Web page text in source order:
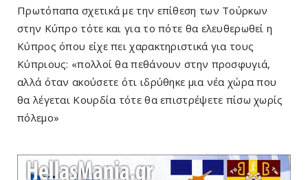
Πρωτόπαπα σχετικά με την επίθεση των Τούρκων
στην Κύπρο τότε και για το πότε θα ελευθερωθεί η
Κύπρος όπου είχε πει χαρακτηριστικά για τους
Κύπριους: «πολλοί θα πεθάνουν στην προσφυγιά,
αλλά όταν ακούσετε ότι ιδρύθηκε μια νέα χώρα που
θα λέγεται Κουρδία τότε θα επιστρέψετε πίσω χωρίς
πόλεμο»